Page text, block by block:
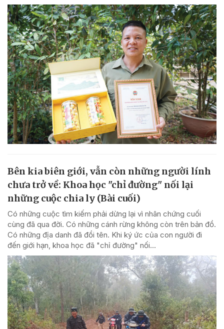
Bên kia biên giới, vẫn còn những người lính
chưa trở về: Khoa học "chỉ đường" nối lại
những cuộc chia ly (Bài cuối)
Có những cuộc tìm kiếm phải dừng lại vì nhân chứng cuối
cùng đã qua đời. Có những cánh rừng không còn trên bản đồ.
Có những địa danh đã đổi tên. Khi ký ức của con người đi
đến giới hạn, khoa học đã "chỉ đường" nối...